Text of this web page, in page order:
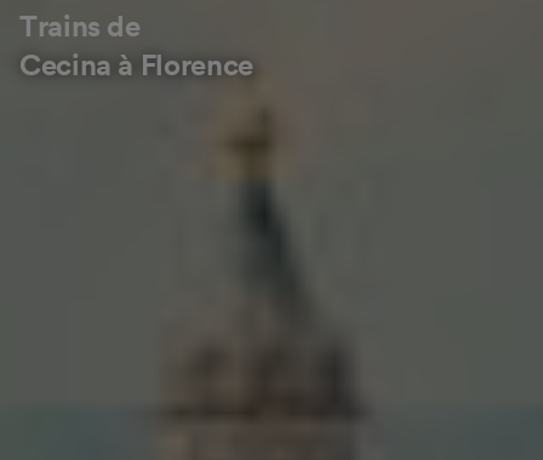
Trains de
Cecina à Florence